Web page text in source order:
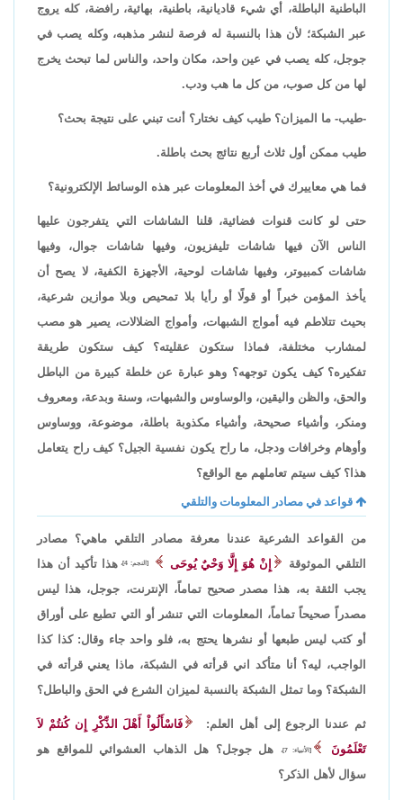
الباطنية الباطلة، أي شيء قاديانية، باطنية، بهائية، رافضة، كله يروج
عبر الشبكة؛ لأن هذا بالنسبة له فرصة لنشر مذهبه، وكله يصب في
جوجل، كله يصب في عين واحد، مكان واحد، والناس لما تبحث يخرج
لها من كل صوب، من كل ما هب ودب.
-طيب- ما الميزان؟ طيب كيف نختار؟ أنت تبني على نتيجة بحث؟
طيب ممكن أول ثلاث أربع نتائج بحث باطلة.
فما هي معاييرك في أخذ المعلومات عبر هذه الوسائط الإلكترونية؟
حتى لو كانت قنوات فضائية، قلنا الشاشات التي يتفرجون عليها
الناس الآن فيها شاشات تليفزيون، وفيها شاشات جوال، وفيها
شاشات كمبيوتر، وفيها شاشات لوحية، الأجهزة الكفية، لا يصح أن
يأخذ المؤمن خبراً أو قولًا أو رأيا بلا تمحيص وبلا موازين شرعية،
بحيث تتلاطم فيه أمواج الشبهات، وأمواج الضلالات، يصير هو مصب
لمشارب مختلفة، فماذا ستكون عقليته؟ كيف ستكون طريقة
تفكيره؟ كيف يكون توجهه؟ وهو عبارة عن خلطة كبيرة من الباطل
والحق، والظن واليقين، والوساوس والشبهات، وسنة وبدعة، ومعروف
ومنكر، وأشياء صحيحة، وأشياء مكذوبة باطلة، موضوعة، ووساوس
وأوهام وخرافات ودجل، ما راح يكون نفسية الجيل؟ كيف راح يتعامل
هذا؟ كيف سيتم تعاملهم مع الواقع؟
قواعد في مصادر المعلومات والتلقي
من القواعد الشرعية عندنا معرفة مصادر التلقي ماهي؟ مصادر
التلقي الموثوقة
إِنْ هُوَ إِلَّا وَحْيٌ يُوحَى [النجم: 4]،
هذا تأكيد أن هذا
يجب الثقة به، هذا مصدر صحيح تماماً، الإنترنت، جوجل، هذا ليس
مصدراً صحيحاً تماماً، المعلومات التي تنشر أو التي تطبع على أوراق
أو كتب ليس طبعها أو نشرها يحتج به، فلو واحد جاء وقال: كذا كذا
الواجب، ليه؟ أنا متأكد اني قرأته في الشبكة، ماذا يعني قرأته في
الشبكة؟ وما تمثل الشبكة بالنسبة لميزان الشرع في الحق والباطل؟
ثم عندنا الرجوع إلى أهل العلم:
فَاسْأَلُواْ أَهْلَ الذِّكْرِ إِن كُنتُمْ لاَ
تَعْلَمُونَ
[الأنبياء: 7]،
هل جوجل؟ هل الذهاب العشوائي للمواقع هو
سؤال لأهل الذكر؟